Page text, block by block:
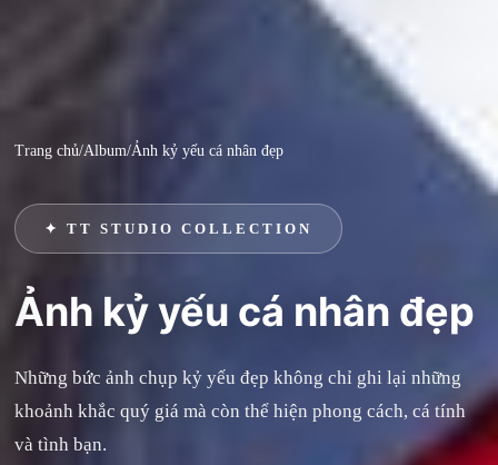
Trang chủ/Album/Ảnh kỷ yếu cá nhân đẹp
✦ TT STUDIO COLLECTION
Ảnh kỷ yếu cá nhân đẹp
Những bức ảnh chụp kỷ yếu đẹp không chỉ ghi lại những
khoảnh khắc quý giá mà còn thể hiện phong cách, cá tính
và tình bạn.